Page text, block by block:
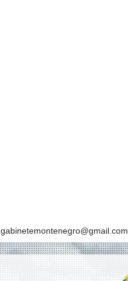
gabinetemontenegro@gmail.com